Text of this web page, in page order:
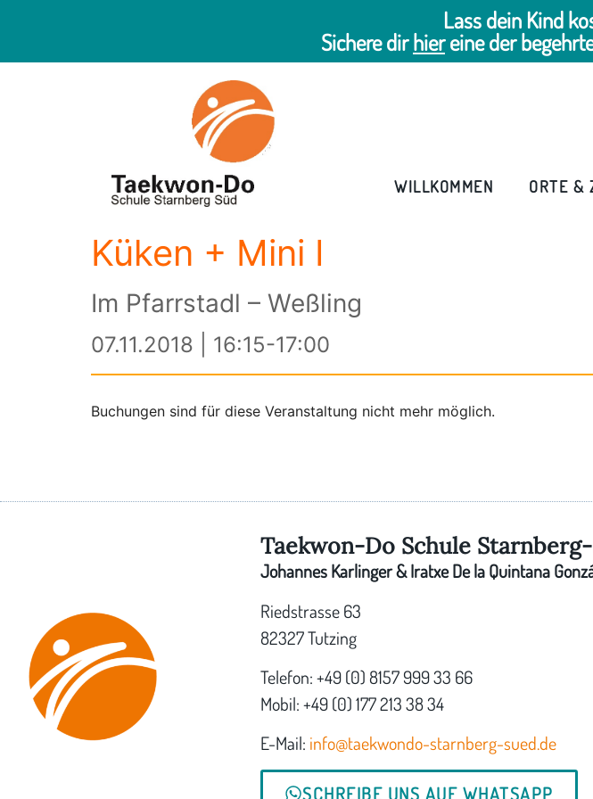
Lass dein Kind
Sichere dirhiereine der
WILLKOMMEN ORTE &
Küken + Mini I
Im Pfarrstadl – Weßling
07.11.2018 | 16:15-17:00
Buchungen sind für diese Veranstaltung nicht mehr möglich.
Taekwon-Do Schule
Johannes Karlinger & Iratxe De la Quintana
Riedstrasse 63
82327 Tutzing
Telefon: +49 (0) 8157 999 33 66
Mobil: +49 (0) 177 213 38 34
E-Mail: info@taekwondo-starnberg-sued.de
SCHREIBE UNS AUF WHATSAPP